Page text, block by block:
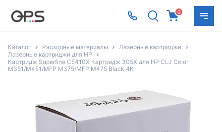
0
Каталог Расходные материалы
Лазерные картриджи
Лазерные картриджи для HP
Картридж Superfine CE410X Картридж 305X для HP CLJ Color
M351/M451/MFP M375/MFP M475 Black 4K